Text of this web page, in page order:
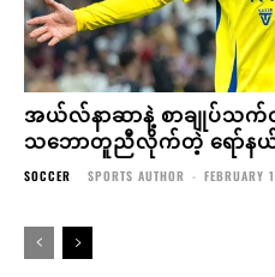
အယ်လ်နာဆာနဲ့ စာချုပ်သက်
သဘောတူညီလိုက်တဲ့ ရော်န
SOCCER SPORTS AUTHOR - FEBRUARY